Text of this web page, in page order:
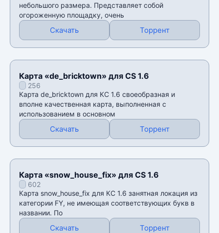
небольшого размера. Представляет собой
огороженную площадку, очень
Скачать Торрент
Карта «de_bricktown» для CS 1.6
256
Карта de_bricktown для КС 1.6 своеобразная и
вполне качественная карта, выполненная с
использованием в основном
Скачать Торрент
Карта «snow_house_fix» для CS 1.6
602
Карта snow_house_fix для КС 1.6 занятная локация из
категории FY, не имеющая соответствующих букв в
названии. По
Скачать Торрент